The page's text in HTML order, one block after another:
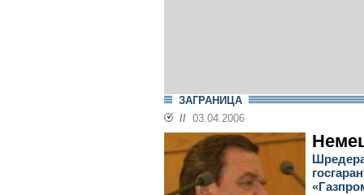
ЗАГРАНИЦА
// 03.04.2006